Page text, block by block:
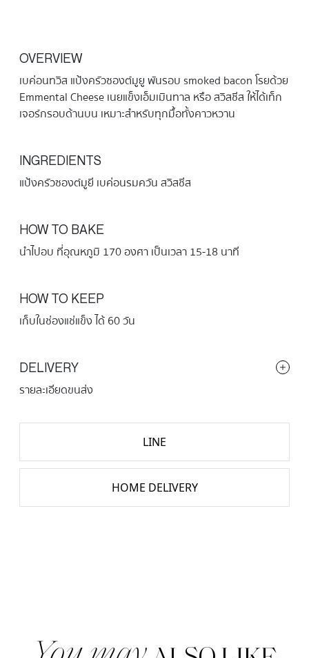
OVERVIEW
เบค่อนทวิส แป้งครัวซองต์มูยู พันรอบ smoked bacon โรยด้วย
Emmental Cheese เนยแข็งเอ็มเมินทาล หรือ สวิสชีส ให้ได้เท็ก
เจอร์กรอบด้านบน เหมาะสำหรับทุกมื้อทั้งคาวหวาน
INGREDIENTS
แป้งครัวซองต์มูยี เบค่อนรมควัน สวิสชีส
HOW TO BAKE
นำไปอบ ที่อุณหภูมิ 170 องศา เป็นเวลา 15-18 นาที
HOW TO KEEP
เก็บในช่องแช่แข็ง ได้ 60 วัน
DELIVERY
รายละเอียดขนส่ง
LINE
HOME DELIVERY